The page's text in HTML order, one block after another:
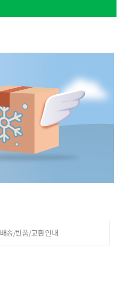
배송/반품/교환 안내